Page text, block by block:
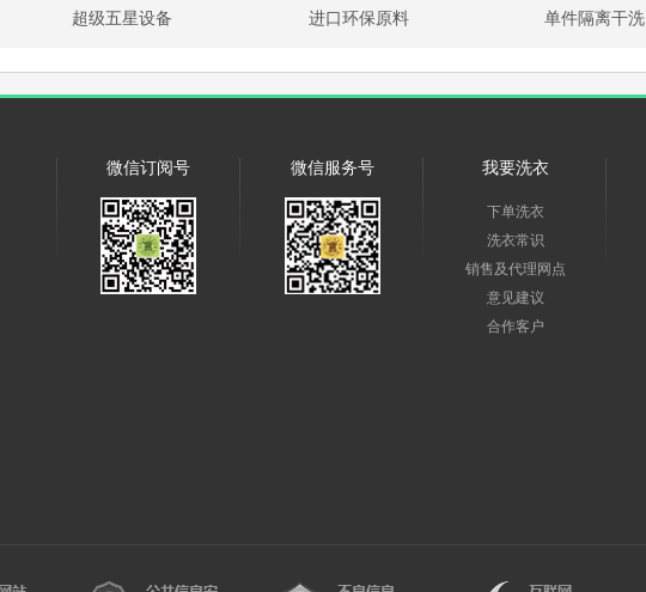
超级五星设备 进口环保原料 单件隔离干洗
微信订阅号 微信服务号 我要洗衣
下单洗衣
洗衣常识
销售及代理网点
意见建议
合作客户